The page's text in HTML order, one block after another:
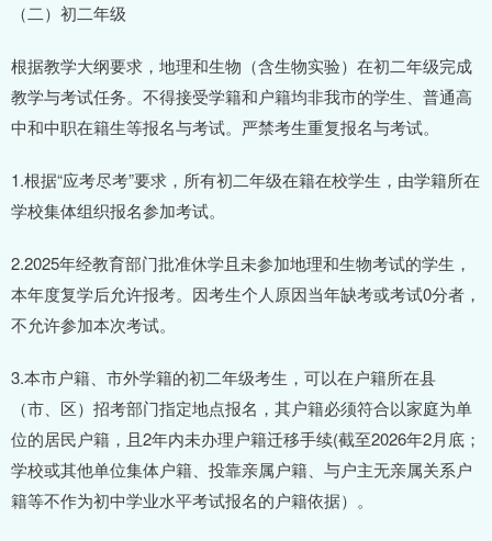
（二）初二年级
根据教学大纲要求，地理和生物（含生物实验）在初二年级完成
教学与考试任务。不得接受学籍和户籍均非我市的学生、普通高
中和中职在籍生等报名与考试。严禁考生重复报名与考试。
1.根据“应考尽考”要求，所有初二年级在籍在校学生，由学籍所在
学校集体组织报名参加考试。
2.2025年经教育部门批准休学且未参加地理和生物考试的学生，
本年度复学后允许报考。因考生个人原因当年缺考或考试0分者，
不允许参加本次考试。
3.本市户籍、市外学籍的初二年级考生，可以在户籍所在县
（市、区）招考部门指定地点报名，其户籍必须符合以家庭为单
位的居民户籍，且2年内未办理户籍迁移手续(截至2026年2月底；
学校或其他单位集体户籍、投靠亲属户籍、与户主无亲属关系户
籍等不作为初中学业水平考试报名的户籍依据）。